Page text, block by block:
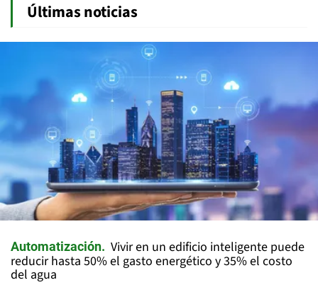
Últimas noticias
Automatización
Vivir en un edificio inteligente puede
reducir hasta 50% el gasto energético y 35% el costo
del agua